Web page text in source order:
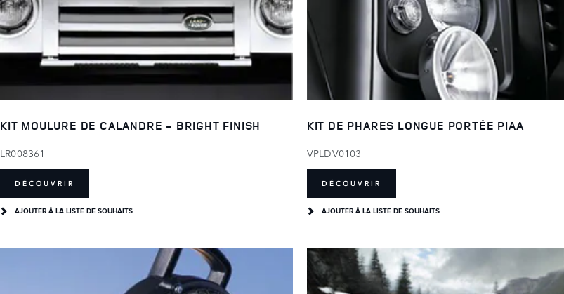
KIT MOULURE DE CALANDRE - BRIGHT FINISH
LR008361
DÉCOUVRIR
AJOUTER Â LA LISTE DE SOUHAITS
KIT DE PHARES LONGUE PORTÉE PIAA
VPLDV0103
DÉCOUVRIR
AJOUTER Â LA LISTE DE SOUHAITS